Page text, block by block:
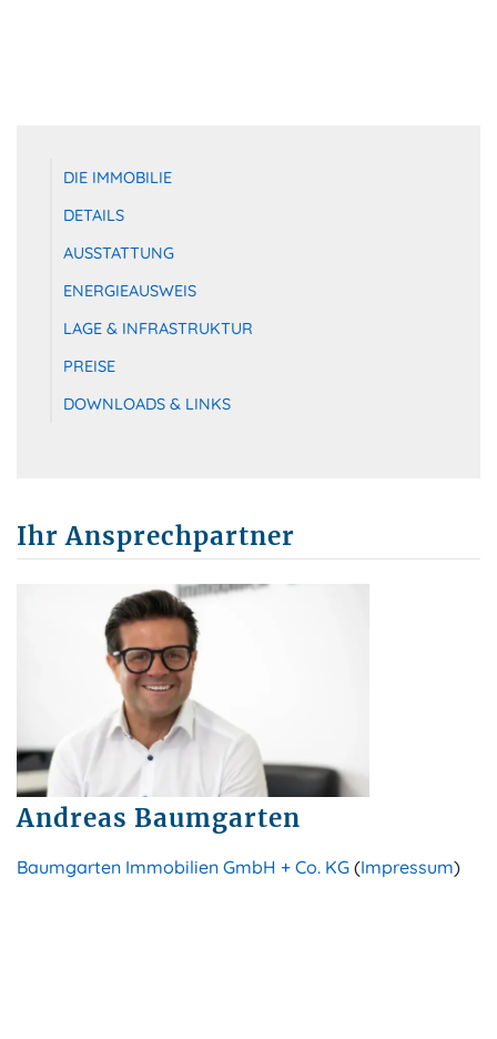
DIE IMMOBILIE
DETAILS
AUSSTATTUNG
ENERGIEAUSWEIS
LAGE & INFRASTRUKTUR
PREISE
DOWNLOADS & LINKS
Ihr Ansprechpartner
Andreas Baumgarten
Baumgarten Immobilien GmbH + Co. KG (Impressum)